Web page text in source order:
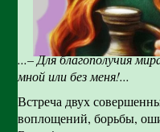
...– Для благополучия
мной или без меня!...
Встреча двух
воплощений, борьбы,